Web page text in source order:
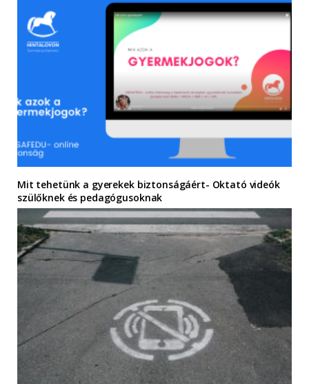
Mit tehetünk a gyerekek biztonságáért- Oktató videók
szülőknek és pedagógusoknak